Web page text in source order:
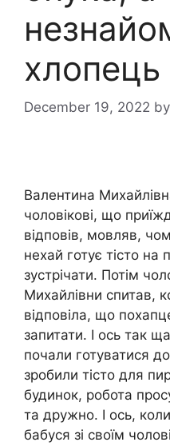
хлопець
December 19, 2022 by
Валентина
чоловікові, що
відповів, мовляв,
нехай готує тісто на
зустрічати. Потім
Михайлівни спитав,
відповіла, що
запитати. І ось так
почали готуватися
зробили тісто для
будинок, робота
та дружно. І ось,
бабуся зі своїм